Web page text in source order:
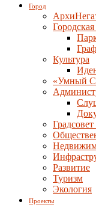
Город
Городская
Культура
«Умный
Развитие
Туризм
Экология
Проекты